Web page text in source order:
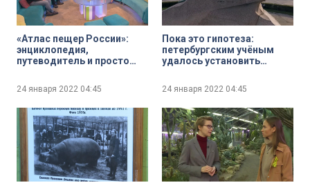
«Атлас пещер России»:
энциклопедия,
путеводитель и просто
24 января 2022 04:45
Пока это гипотеза:
петербургским учёным
удалось установить
всадник.
24 января 2022 04:45